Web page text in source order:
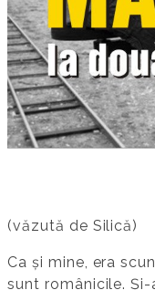
(văzută de Silică)
Ca și mine, era
sunt românicile.